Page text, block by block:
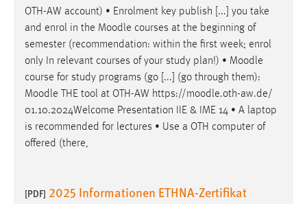
OTH-AW account) • Enrolment key publish [...] you take
and enrol in the Moodle courses at the beginning of
semester (recommendation: within the first week; enrol
only In relevant courses of your study plan!) • Moodle
course for study programs (go [...] (go through them):
Moodle THE tool at OTH-AW https://moodle.oth-aw.de/
01.10.2024Welcome Presentation IIE & IME 14 • A laptop
is recommended for lectures • Use a OTH computer of
offered (there,
[PDF] 2025 Informationen ETHNA-Zertifikat
STATISTIK
Statistik Cookies erfassen Informationen anonym.
Diese Informationen helfen uns zu verstehen, wie
unsere Besucher unsere Website nutzen.
Matomo
_pk_ref, _pk_cvar, _pk_id, _pk_ses